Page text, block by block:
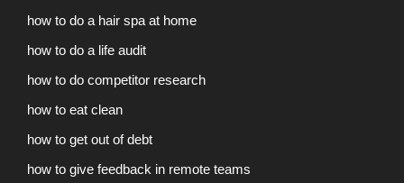
how to do a hair spa at home
how to do a life audit
how to do competitor research
how to eat clean
how to get out of debt
how to give feedback in remote teams